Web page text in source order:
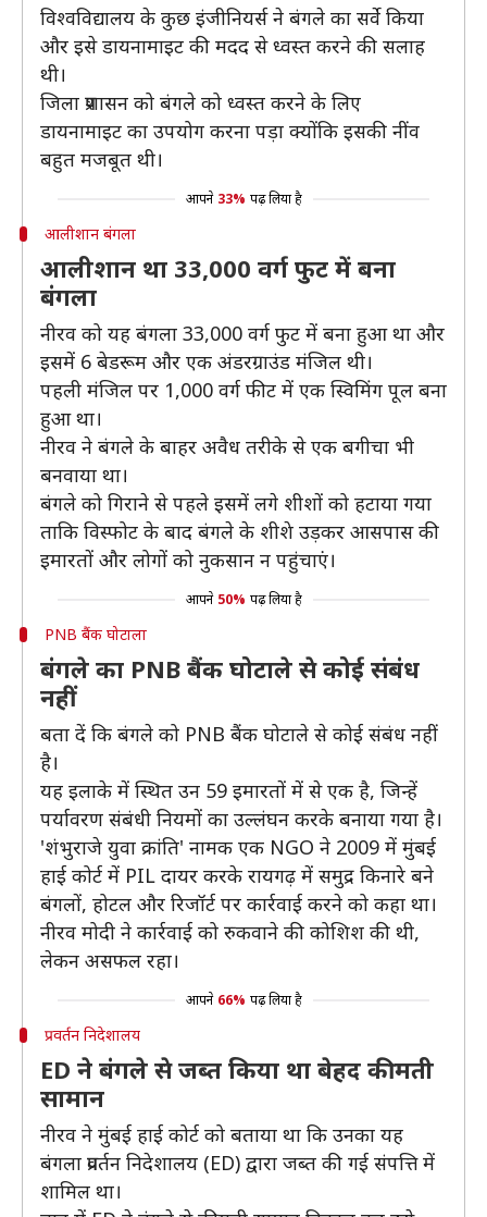
विश्वविद्यालय के कुछ इंजीनियर्स ने बंगले का सर्वे किया
और इसे डायनामाइट की मदद से ध्वस्त करने की सलाह
थी।
जिला प्रशासन को बंगले को ध्वस्त करने के लिए
डायनामाइट का उपयोग करना पड़ा क्योंकि इसकी नींव
बहुत मजबूत थी।
आपने 33% पढ़ लिया है
आलीशान बंगला
आलीशान था 33,000 वर्ग फुट में बना
बंगला
नीरव को यह बंगला 33,000 वर्ग फुट में बना हुआ था और
इसमें 6 बेडरूम और एक अंडरग्राउंड मंजिल थी।
पहली मंजिल पर 1,000 वर्ग फीट में एक स्विमिंग पूल बना
हुआ था।
नीरव ने बंगले के बाहर अवैध तरीके से एक बगीचा भी
बनवाया था।
बंगले को गिराने से पहले इसमें लगे शीशों को हटाया गया
ताकि विस्फोट के बाद बंगले के शीशे उड़कर आसपास की
इमारतों और लोगों को नुकसान न पहुंचाएं।
आपने 50% पढ़ लिया है
PNB बैंक घोटाला
बंगले का PNB बैंक घोटाले से कोई संबंध
नहीं
बता दें कि बंगले को PNB बैंक घोटाले से कोई संबंध नहीं
है।
यह इलाके में स्थित उन 59 इमारतों में से एक है, जिन्हें
पर्यावरण संबंधी नियमों का उल्लंघन करके बनाया गया है।
'शंभुराजे युवा क्रांति' नामक एक NGO ने 2009 में मुंबई
हाई कोर्ट में PIL दायर करके रायगढ़ में समुद्र किनारे बने
बंगलों, होटल और रिजॉर्ट पर कार्रवाई करने को कहा था।
नीरव मोदी ने कार्रवाई को रुकवाने की कोशिश की थी,
लेकन असफल रहा।
आपने 66% पढ़ लिया है
प्रवर्तन निदेशालय
ED ने बंगले से जब्त किया था बेहद कीमती
सामान
नीरव ने मुंबई हाई कोर्ट को बताया था कि उनका यह
बंगला प्रवर्तन निदेशालय (ED) द्वारा जब्त की गई संपत्ति में
शामिल था।